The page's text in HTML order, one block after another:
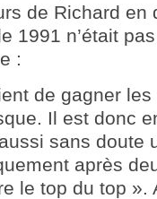
de Richard en
1991 n’était
:
de gagner
Il est donc
sans doute
après
le top du top ».